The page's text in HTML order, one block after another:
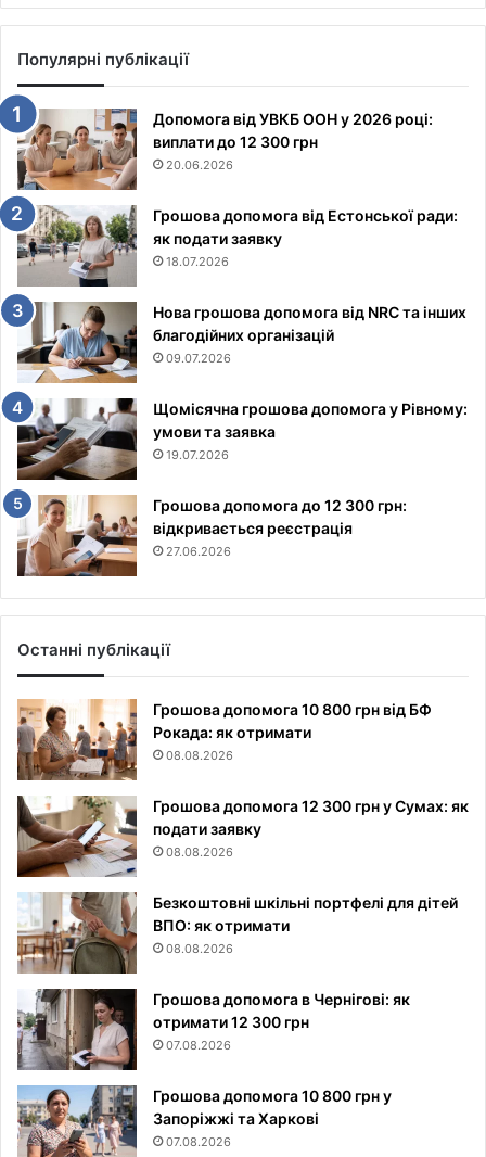
Популярні публікації
Допомога від УВКБ ООН у 2026 році:
виплати до 12 300 грн
20.06.2026
Грошова допомога від Естонської ради:
як подати заявку
18.07.2026
Нова грошова допомога від NRC та інших
благодійних організацій
09.07.2026
Щомісячна грошова допомога у Рівному:
умови та заявка
19.07.2026
Грошова допомога до 12 300 грн:
відкривається реєстрація
27.06.2026
Останні публікації
Грошова допомога 10 800 грн від БФ
Рокада: як отримати
08.08.2026
Грошова допомога 12 300 грн у Сумах: як
подати заявку
08.08.2026
Безкоштовні шкільні портфелі для дітей
ВПО: як отримати
08.08.2026
Грошова допомога в Чернігові: як
отримати 12 300 грн
07.08.2026
Грошова допомога 10 800 грн у
Запоріжжі та Харкові
07.08.2026